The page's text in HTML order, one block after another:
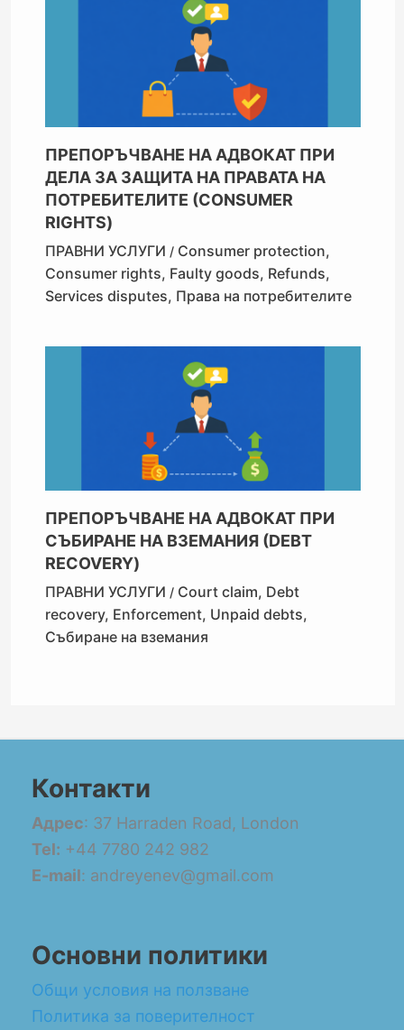
ПРЕПОРЪЧВАНЕ НА АДВОКАТ ПРИ
ДЕЛА ЗА ЗАЩИТА НА ПРАВАТА НА
ПОТРЕБИТЕЛИТЕ (CONSUMER
RIGHTS)
ПРАВНИ УСЛУГИ / Consumer protection,
Consumer rights, Faulty goods, Refunds,
Services disputes, Права на потребителите
ПРЕПОРЪЧВАНЕ НА АДВОКАТ ПРИ
СЪБИРАНЕ НА ВЗЕМАНИЯ (DEBT
RECOVERY)
ПРАВНИ УСЛУГИ / Court claim, Debt
recovery, Enforcement, Unpaid debts,
Събиране на вземания
Контакти
Адрес: 37 Harraden Road, London
Tel: +44 7780 242 982
E-mail: andreyenev@gmail.com
Основни политики
Общи условия на ползване
Политика за поверителност